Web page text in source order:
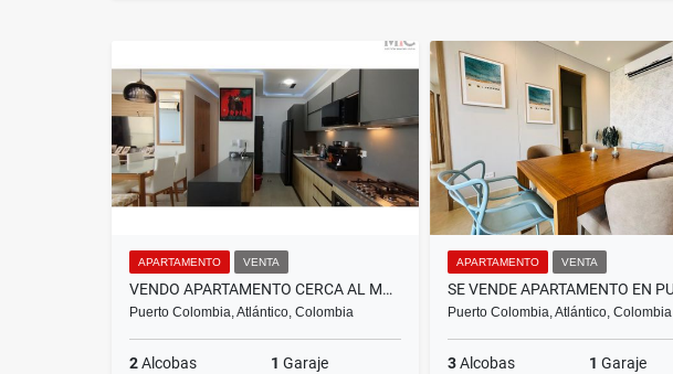
APARTAMENTO VENTA
VENDO APARTAMENTO CERCA AL MAR, PUNTA ROCA SABANILLA
Puerto Colombia, Atlántico, Colombia
2Alcobas 1 Garaje
APARTAMENTO VENTA
Puerto Colombia, Atlántico, Colombia
3Alcobas 1 Garaje